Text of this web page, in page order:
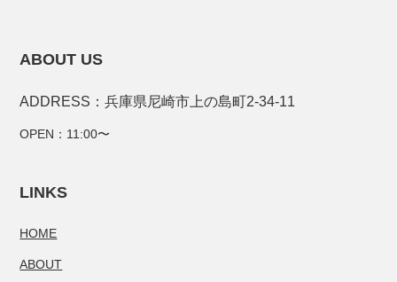
ABOUT US
ADDRESS：兵庫県尼崎市上の島町2-34-11
OPEN：11:00〜
LINKS
HOME
ABOUT